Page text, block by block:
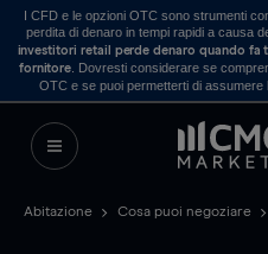
I CFD e le opzioni OTC sono strumenti
perdita di denaro in tempi rapidi a causa
investitori retail perde denaro quando fa
fornitore . Dovresti considerare se
OTC e se puoi permetterti di assumere
Abitazione Cosa puoi negoziare